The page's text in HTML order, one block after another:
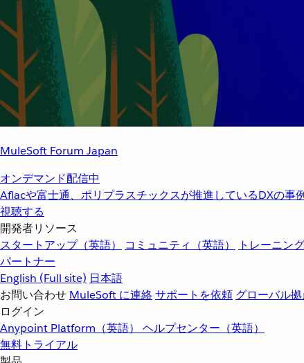
MuleSoft Forum Japan
オンデマンド配信中
Aflacや富士通、ポリプラスチックスが推進しているDXの事
視聴する
開発者リソース
スタートアップ（英語）
コミュニティ（英語） トレーニン
パートナー
English (Full site) 日本語
お問い合わせ MuleSoft に連絡サポートを依頼 グローバル拠
ログイン
Anypoint Platform（英語） ヘルプセンター（英語）
無料トライアル